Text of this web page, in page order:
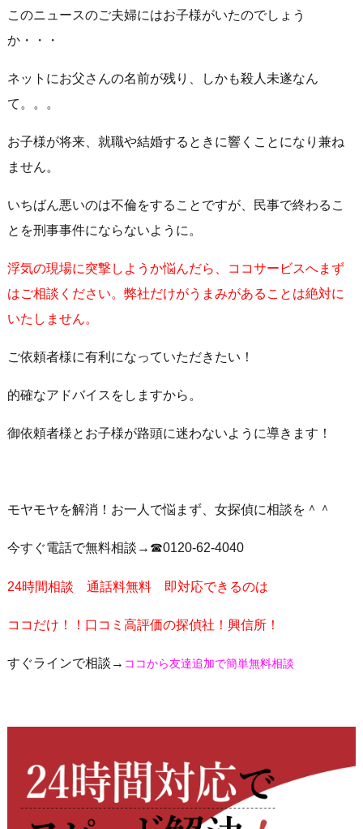
このニュースのご夫婦にはお子様がいたのでしょう
か・・・
ネットにお父さんの名前が残り、しかも殺人未遂なん
て。。。
お子様が将来、就職や結婚するときに響くことになり兼ね
ません。
いちばん悪いのは不倫をすることですが、民事で終わるこ
とを刑事事件にならないように。
浮気の現場に突撃しようか悩んだら、
ココサービスへまず
はご相談ください。 弊社だけがうまみがあることは絶対に
いたしません。
ご依頼者様に有利になっていただきたい！
的確なアドバイスをしますから。
御依頼者様とお子様が路頭に迷わないように導きます！
モヤモヤを解消！お一人で悩まず、女探偵に相談を＾＾
今すぐ電話で無料相談→☎0120-62-4040
24時間相談 通話料無料 即対応できるのは
ココだけ！！口コミ高評価の探偵社！興信所！
すぐラインで相談→ ココから友達追加で簡単無料相談